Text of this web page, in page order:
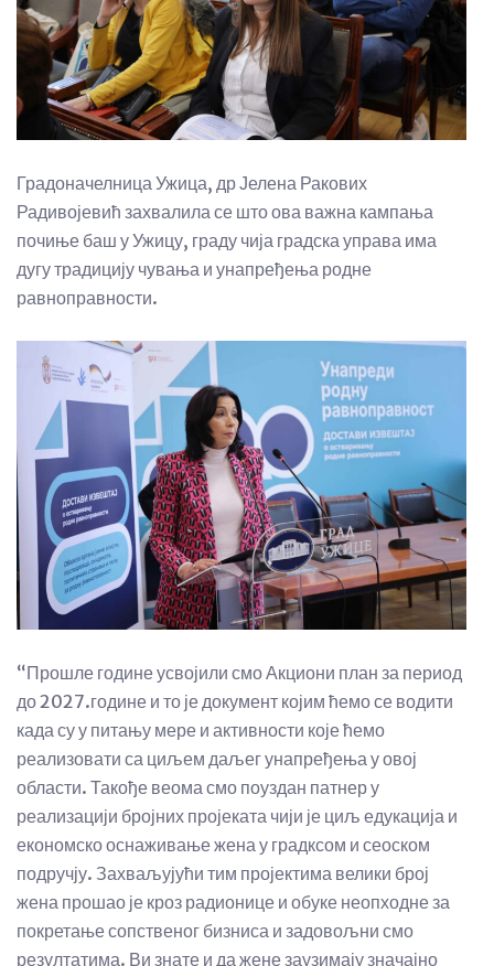
Градоначелница Ужица, др Јелена Ракових
Радивојевић захвалила се што ова важна кампања
почиње баш у Ужицу, граду чија градска управа има
дугу традицију чувања и унапређења родне
равноправности.
“Прошле године усвојили смо Акциони план за период
до 2027.године и то је документ којим ћемо се водити
када су у питању мере и активности које ћемо
реализовати са циљем даљег унапређења у овој
области. Такође веома смо поуздан патнер у
реализацији бројних пројеката чији је циљ едукација и
економско оснаживање жена у градксом и сеоском
подручју. Захваљујући тим пројектима велики број
жена прошао је кроз радионице и обуке неопходне за
покретање сопственог бизниса и задовољни смо
резултатима. Ви знате и да жене заузимају значајно